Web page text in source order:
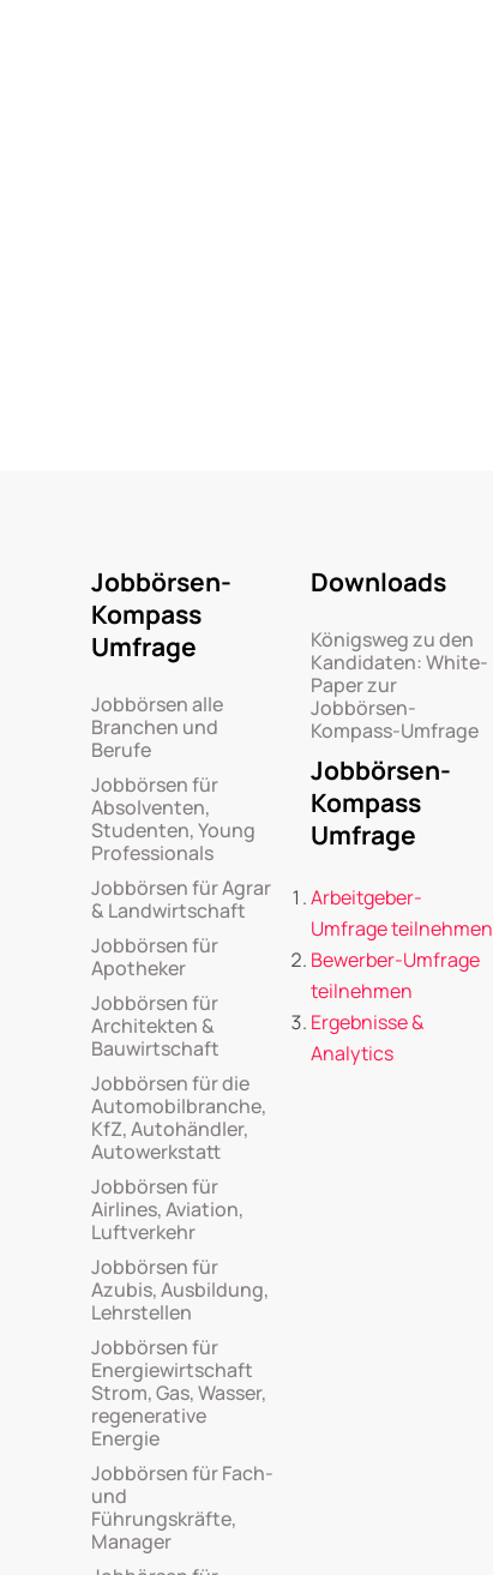
Jobbörsen-
Kompass
Umfrage
Jobbörsen alle
Branchen und
Berufe
Jobbörsen für
Absolventen,
Studenten, Young
Professionals
Jobbörsen für Agrar
& Landwirtschaft
Jobbörsen für
Apotheker
Jobbörsen für
Architekten &
Bauwirtschaft
Jobbörsen für die
Automobilbranche,
KfZ, Autohändler,
Autowerkstatt
Jobbörsen für
Airlines, Aviation,
Luftverkehr
Jobbörsen für
Azubis, Ausbildung,
Lehrstellen
Jobbörsen für
Energiewirtschaft
Strom, Gas, Wasser,
regenerative
Energie
Jobbörsen für Fach-
und
Führungskräfte,
Manager
Downloads
Königsweg zu den
Kandidaten: White-
Paper zur
Jobbörsen-
Kompass-Umfrage
Jobbörsen-
Kompass
Umfrage
Arbeitgeber-
Umfrage teilnehmen
Bewerber-Umfrage
teilnehmen
Ergebnisse &
Analytics